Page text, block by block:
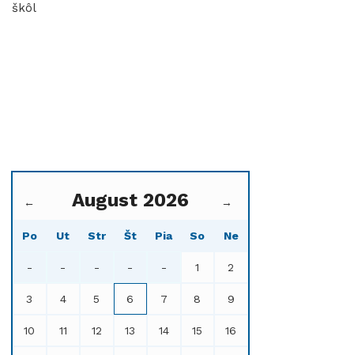
škôl
← August 2026 →
Po Ut Str Št Pia So Ne
- - - - - 1 2
3 4 5 6 7 8 9
10 11 12 13 14 15 16